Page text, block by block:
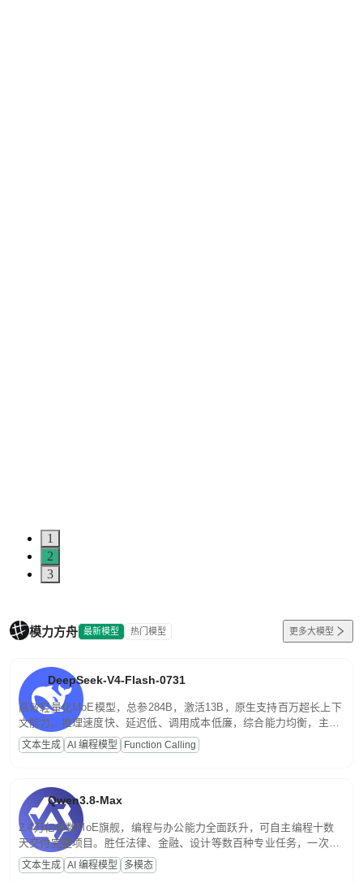
1
2
3
模力方舟 最新模型 热门模型 更多大模型
DeepSeek-V4-Flash-0731
高效轻量化MoE模型，总参284B，激活13B，原生支持百万超长上下
文能力。推理速度快、延迟低、调用成本低廉，综合能力均衡，主打
高并发、轻量化任务，适合日常对话、内容创作、基础 RAG、批量
文案处理等普惠刚需场景。
文本生成 AI 编程模型 Function Calling
Qwen3.8-Max
2.4万亿参数MoE旗舰，编程与办公能力全面跃升，可自主编程十数
天交付完整项目。胜任法律、金融、设计等数百种专业任务，一次对
话端到端交付生产级成果。原生视觉理解贯穿规划、执行与验证全流
程，支持超长文档与长视频的深度语义解析。长程任务中自主规划与
文本生成 AI 编程模型 多模态